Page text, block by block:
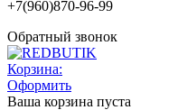
+7(960)870-96-99
Обратный звонок
Корзина:
Оформить
Ваша корзина пуста